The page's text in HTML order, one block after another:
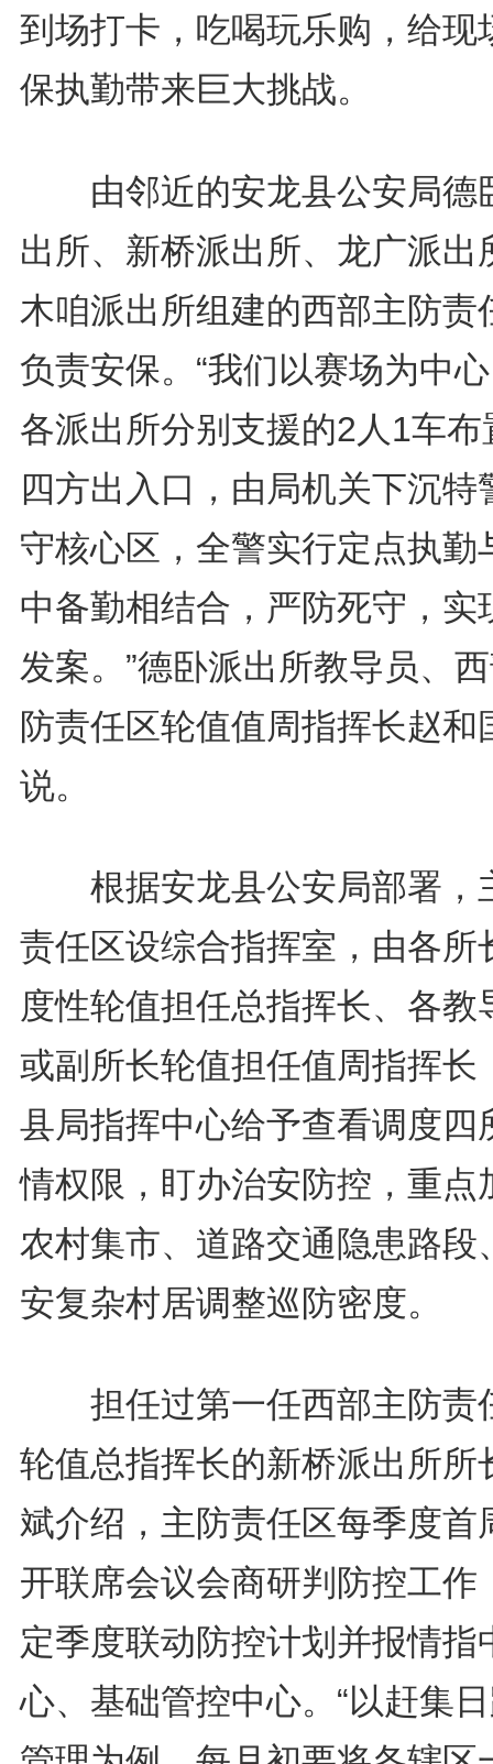
到场打卡，吃喝玩乐购，给现
保执勤带来巨大挑战。
由邻近的安龙县公安局德
出所、新桥派出所、龙广派出
木咱派出所组建的西部主防责
负责安保。“我们以赛场为中
各派出所分别支援的2人1车布
四方出入口，由局机关下沉特
守核心区，全警实行定点执勤
中备勤相结合，严防死守，实
发案。”德卧派出所教导员、
防责任区轮值值周指挥长赵和
说。
根据安龙县公安局部署，
责任区设综合指挥室，由各所
度性轮值担任总指挥长、各教
或副所长轮值担任值周指挥长
县局指挥中心给予查看调度四
情权限，盯办治安防控，重点
农村集市、道路交通隐患路段
安复杂村居调整巡防密度。
担任过第一任西部主防责
轮值总指挥长的新桥派出所所
斌介绍，主防责任区每季度首
开联席会议会商研判防控工作
定季度联动防控计划并报情指
心、基础管控中心。“以赶集